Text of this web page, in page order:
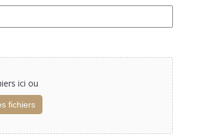
ici ou
fichiers